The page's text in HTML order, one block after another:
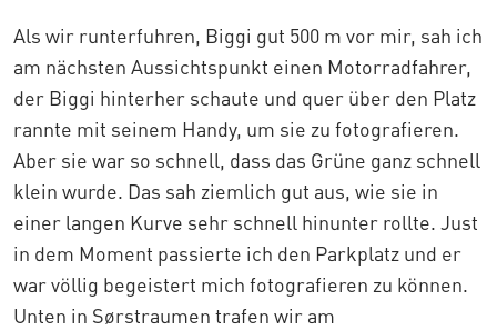
Als wir runterfuhren, Biggi gut 500 m vor mir, sah ich
am nächsten Aussichtspunkt einen Motorradfahrer,
der Biggi hinterher schaute und quer über den Platz
rannte mit seinem Handy, um sie zu fotografieren.
Aber sie war so schnell, dass das Grüne ganz schnell
klein wurde. Das sah ziemlich gut aus, wie sie in
einer langen Kurve sehr schnell hinunter rollte. Just
in dem Moment passierte ich den Parkplatz und er
war völlig begeistert mich fotografieren zu können.
Unten in Sørstraumen trafen wir am